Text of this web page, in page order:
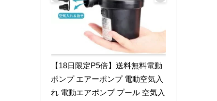
【18日限定P5倍】送料無料電動
ポンプ エアーポンプ 電動空気入
れ 電動エアポンプ プール 空気入